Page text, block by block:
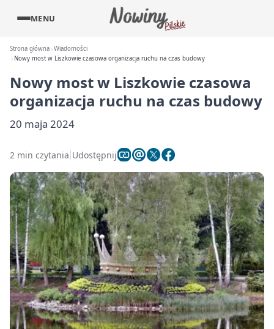
MENU
Strona główna Wiadomości
Nowy most w Liszkowie czasowa organizacja ruchu na czas budowy
Nowy most w Liszkowie czasowa
organizacja ruchu na czas budowy
20 maja 2024
2 min czytania Udostępnij